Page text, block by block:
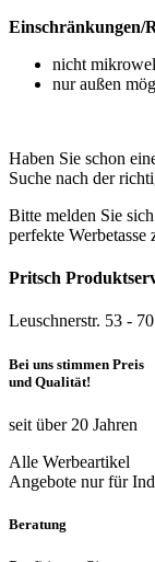
Einschränkungen/
nicht
nur außen
Haben Sie schon
Suche nach der
Bitte melden Sie
perfekte Werbetasse
Pritsch
Leuschnerstr. 53 -
Bei uns stimmen Preis
und Qualität!
seit über 20 Jahren
Alle Werbeartikel
Angebote nur für
Beratung